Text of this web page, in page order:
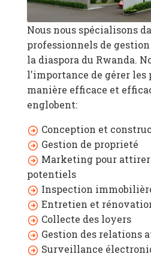
Nous nous spécialisons
professionnels de
la diaspora du Rwanda.
l'importance de gérer les
manière efficace et
englobent:
Conception et
Gestion de proprieté
Marketing pour
potentiels
Inspection
Entretien et
Collecte des loyers
Gestion des relations
Surveillance